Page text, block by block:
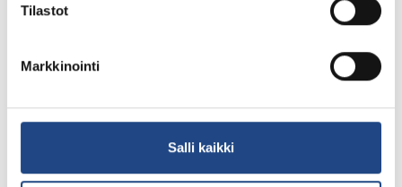
Tilastot
Markkinointi
Salli kaikki
Moulded product type:
Electrical and
electronics